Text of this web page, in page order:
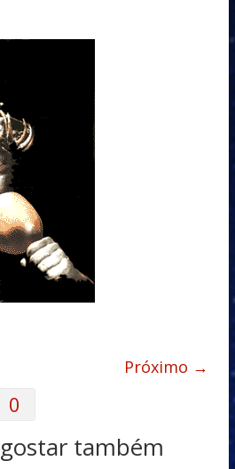
Próximo →
0
também